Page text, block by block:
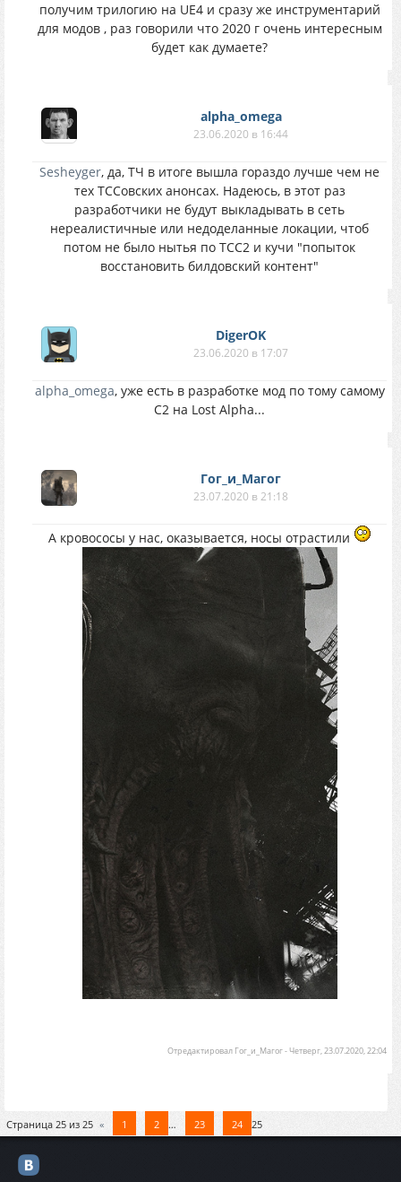
получим трилогию на UE4 и сразу же инструментарий
для модов , раз говорили что 2020 г очень интересным
будет как думаете?
alpha_omega
23.06.2020 в 16:44
Sesheyger, да, ТЧ в итоге вышла гораздо лучше чем не
тех ТССовских анонсах. Надеюсь, в этот раз
разработчики не будут выкладывать в сеть
нереалистичные или недоделанные локации, чтоб
потом не было нытья по ТСС2 и кучи "попыток
восстановить билдовский контент"
DigerOK
23.06.2020 в 17:07
alpha_omega, уже есть в разработке мод по тому самому
С2 на Lost Alpha...
Гог_и_Магог
23.07.2020 в 21:18
А кровососы у нас, оказывается, носы отрастили
Отредактировал Гог_и_Магог-Четверг, 23.07.2020, 22:04
Страница 25 из 25 « 1 2 … 23 24 25